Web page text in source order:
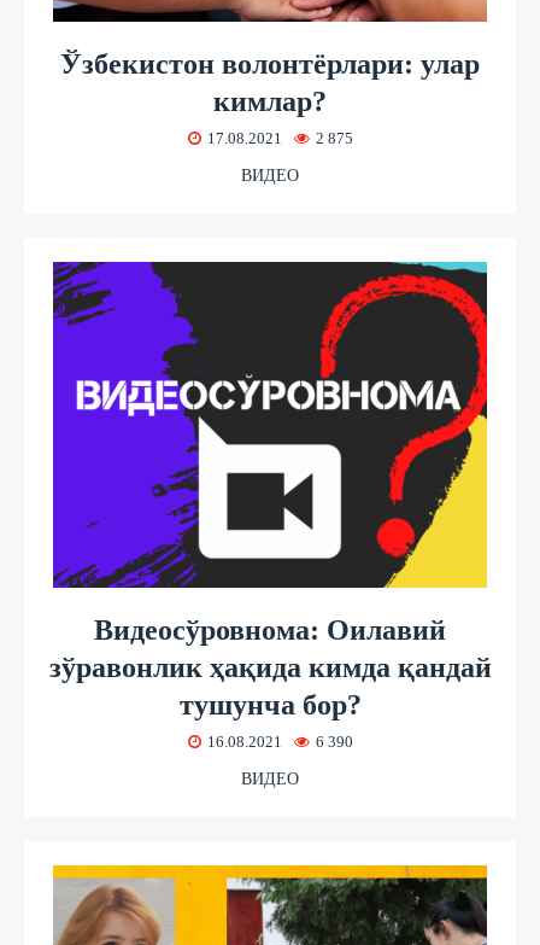
Ўзбекистон волонтёрлари: улар
кимлар?
17.08.2021 2 875
ВИДЕО
Видеосўровнома: Оилавий
зўравонлик ҳақида кимда қандай
тушунча бор?
16.08.2021 6 390
ВИДЕО